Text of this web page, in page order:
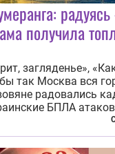
получила
загляденье»,
так Москва вся
радовались
БПЛА
оказалось, что
— российские